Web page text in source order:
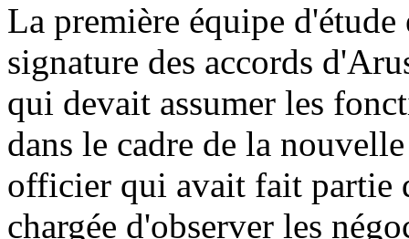
La première équipe
signature des accords
qui devait assumer les
dans le cadre de la
officier qui avait fait partie
chargée d'observer les